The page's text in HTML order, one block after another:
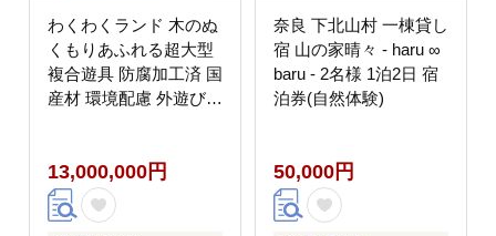
わくわくランド 木のぬ
くもりあふれる超大型
複合遊具 防腐加工済 国
産材 環境配慮 外遊び
山村
13,000,000円
奈良 下北山村 一棟貸し
宿 山の家晴々 - haru ∞
baru - 2名様 1泊2日 宿
泊券(自然体験)
50,000円